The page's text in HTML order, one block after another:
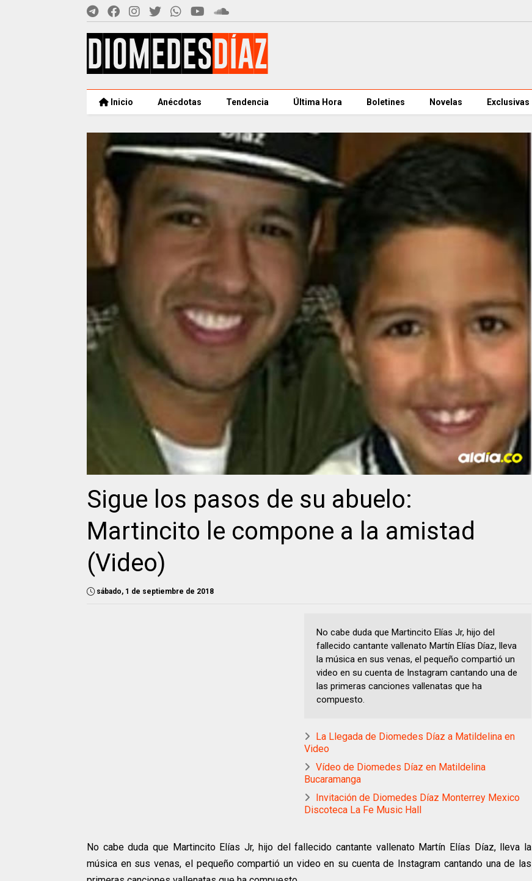
Inicio Anécdotas Tendencia Última Hora Boletines Novelas Exclusivas
Sigue los pasos de su abuelo:
Martincito le compone a la amistad
(Video)
sábado, 1 de septiembre de 2018
No cabe duda que Martincito Elías Jr, hijo del
fallecido cantante vallenato Martín Elías Díaz, lleva
la música en sus venas, el pequeño compartió un
video en su cuenta de Instagram cantando una de
las primeras canciones vallenatas que ha
compuesto.
La Llegada de Diomedes Díaz a Matildelina en
Video
Vídeo de Diomedes Díaz en Matildelina
Bucaramanga
Invitación de Diomedes Díaz Monterrey Mexico
Discoteca La Fe Music Hall
No cabe duda que Martincito Elías Jr, hijo del fallecido cantante vallenato Martín Elías Díaz, lleva la
música en sus venas, el pequeño compartió un video en su cuenta de Instagram cantando una de las